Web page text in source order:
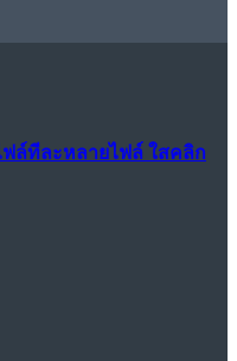
ฟล์ทีละหลายไฟล์ ใสคลิก